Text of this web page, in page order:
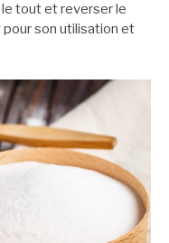
tout et reverser le
son utilisation et